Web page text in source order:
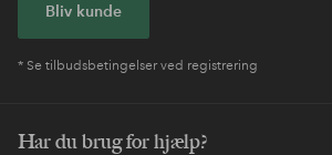
Bliv kunde
* Se tilbudsbetingelser ved registrering
Har du brug for hjælp?